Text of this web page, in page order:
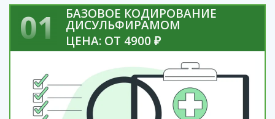
01 БАЗОВОЕ КОДИРОВАНИЕ
ДИСУЛЬФИРАМОМ
ЦЕНА: ОТ 4900 ₽